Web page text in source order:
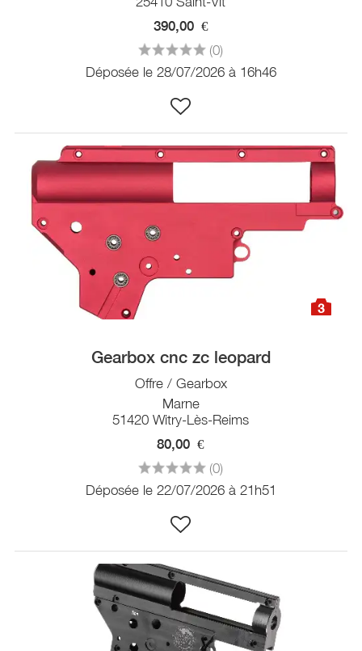
390,00 €
(0)
Déposée le 28/07/2026 à 16h46
3
Gearbox cnc zc leopard
Offre / Gearbox
Marne
51420 Witry-Lès-Reims
80,00 €
(0)
Déposée le 22/07/2026 à 21h51